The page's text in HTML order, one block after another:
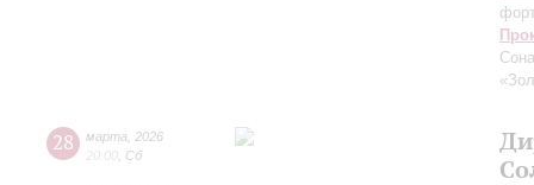
28 марта
2026
20:00 Сб